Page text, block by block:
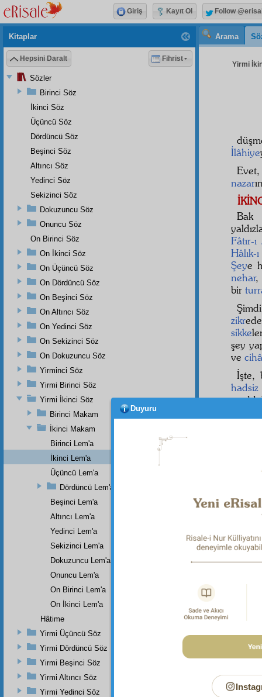
Arama
Yirmi
İlâhiye
nazar
Fâtır-
Hâlık-
Şeye
nehar,
bir
zikr
sikke
şey
ve
İşte,
hadsiz
Bu
Kitaplar
Hepsini Daralt Fihrist
Sözler
Birinci Söz
İkinci Söz
Üçüncü Söz
Dördüncü Söz
Beşinci Söz
Altıncı Söz
Yedinci Söz
Sekizinci Söz
Dokuzuncu Söz
Onuncu Söz
On Birinci Söz
On İkinci Söz
On Üçüncü Söz
On Dördüncü Söz
On Beşinci Söz
On Altıncı Söz
On Yedinci Söz
On Sekizinci Söz
On Dokuzuncu Söz
Yirminci Söz
Yirmi Birinci Söz
Yirmi İkinci Söz
Birinci Makam
İkinci Makam
Birinci Lem'a
İkinci Lem'a
Üçüncü Lem'a
Dördüncü Lem'a
Beşinci Lem'a
Altıncı Lem'a
Yedinci Lem'a
Sekizinci Lem'a
Dokuzuncu Lem'a
Onuncu Lem'a
On Birinci Lem'a
On İkinci Lem'a
Hâtime
Yirmi Üçüncü Söz
Yirmi Dördüncü Söz
Yirmi Beşinci Söz
Yirmi Altıncı Söz
Yirmi Yedinci Söz
Giriş Kayıt Ol Follow
Duyuru